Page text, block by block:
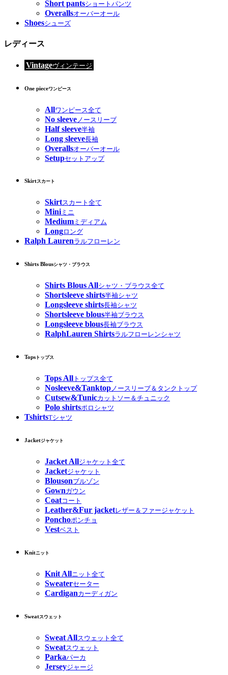
Short pantsショートパンツ
Overallsオーバーオール
Shoesシューズ
レディース
Vintageヴィンテージ
One pieceワンピース
Allワンピース全て
No sleeve ノースリーブ
Half sleeve半袖
Long sleeve長袖
Overallsオーバーオール
Setupセットアップ
Skirtスカート
Skirtスカート全て
Miniミニ
Medium ミディアム
Longロング
Ralph Laurenラルフローレン
Shirts Blousシャツ・ブラウス
Shirts Blous Allシャツ・ブラウス全て
Shortsleeve shirts半袖シャツ
Longsleeve shirts長袖シャツ
Shortsleeve blous半袖ブラウス
Longsleeve blous長袖ブラウス
RalphLauren Shirtsラルフローレンシャツ
Tops トップス
Tops All トップス全て
Nosleeve&Tanktopノースリーブ＆タンクトップ
Cutsew&Tunicカットソー＆チュニック
Polo shirtsポロシャツ
TshirtsTシャツ
Jacketジャケット
Jacket Allジャケット全て
Jacketジャケット
Blousonブルゾン
Gownガウン
Coatコート
Leather&Fur jacketレザー＆ファージャケット
Ponchoポンチョ
Vestベスト
Knitニット
Knit Allニット全て
Sweaterセーター
Cardiganカーディガン
Sweatスウェット
Sweat Allスウェット全て
Sweatスウェット
Parkaパーカ
Jerseyジャージ